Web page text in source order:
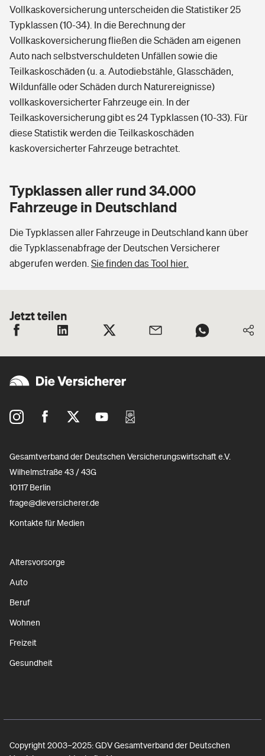
Vollkaskoversicherung unterscheiden die Statistiker 25
Typklassen (10-34). In die Berechnung der
Vollkaskoversicherung fließen die Schäden am eigenen
Auto nach selbstverschuldeten Unfällen sowie die
Teilkaskoschäden (u. a. Autodiebstähle, Glasschäden,
Wildunfälle oder Schäden durch Naturereignisse)
vollkaskoversicherter Fahrzeuge ein. In der
Teilkaskoversicherung gibt es 24 Typklassen (10-33). Für
diese Statistik werden die Teilkaskoschäden
kaskoversicherter Fahrzeuge betrachtet.
Typklassen aller rund 34.000
Fahrzeuge in Deutschland
Die Typklassen aller Fahrzeuge in Deutschland kann über
die Typklassenabfrage der Deutschen Versicherer
abgerufen werden. Sie finden das Tool hier.
Jetzt teilen
Gesamtverband der Deutschen Versicherungswirtschaft e.V.
Wilhelmstraße 43 / 43G
10117 Berlin
frage@dieversicherer.de
Kontakte für Medien
Altersvorsorge
Auto
Beruf
Wohnen
Freizeit
Gesundheit
Copyright 2003–2025: GDV Gesamtverband der Deutschen